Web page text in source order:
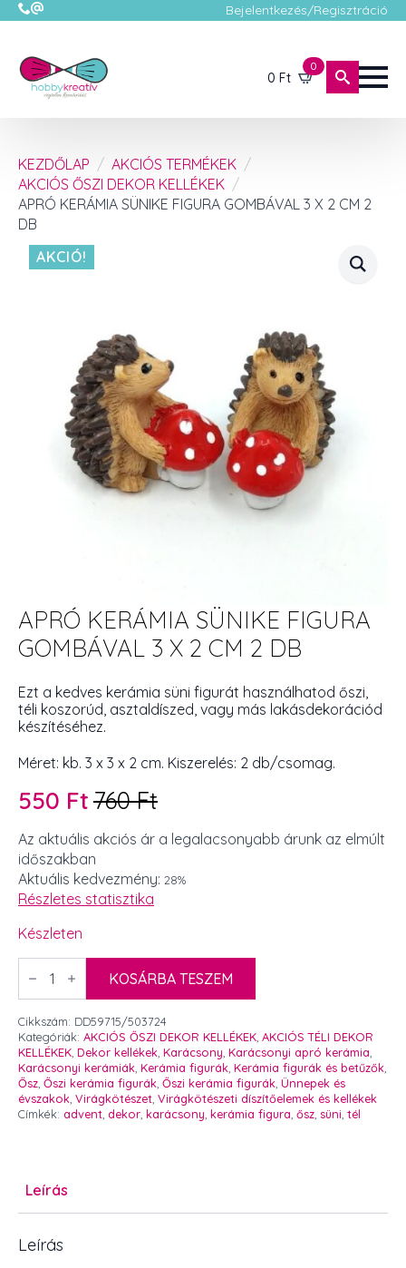
Bejelentkezés/Regisztráció
0 Ft
0
KEZDŐLAP
AKCIÓS TERMÉKEK
AKCIÓS ŐSZI DEKOR KELLÉKEK
APRÓ KERÁMIA SÜNIKE FIGURA GOMBÁVAL 3 X 2 CM 2
DB
AKCIÓ!
APRÓ KERÁMIA SÜNIKE FIGURA
GOMBÁVAL 3 X 2 CM 2 DB
Ezt a kedves kerámia süni figurát használhatod őszi,
téli koszorúd, asztaldíszed, vagy más lakásdekorációd
készítéséhez.
Méret: kb. 3 x 3 x 2 cm. Kiszerelés: 2 db/csomag.
760Ft
Original
price
was:
760 Ft.
550 Ft
Current
price
is:
550 Ft.
Az aktuális akciós ár a legalacsonyabb árunk az elmúlt
időszakban
Aktuális kedvezmény: 28%
Részletes statisztika
Készleten
Apró
kerámia
gombával
3
x
2
cm
2
db
mennyiség
KOSÁRBA TESZEM
Cikkszám: DD59715/503724
Kategóriák: AKCIÓS ŐSZI DEKOR KELLÉKEK AKCIÓS TÉLI DEKOR
KELLÉKEK Dekor kellékek Karácsony Karácsonyi apró kerámia
Karácsonyi kerámiák Kerámia figurák Kerámia figurák és betűzők
Ősz Őszi kerámia figurák Őszi kerámia figurák Ünnepek és
évszakok Virágkötészet Virágkötészeti díszítőelemek és kellékek
Címkék: advent dekor karácsony kerámia figura ősz süni tél
Leírás
Leírás